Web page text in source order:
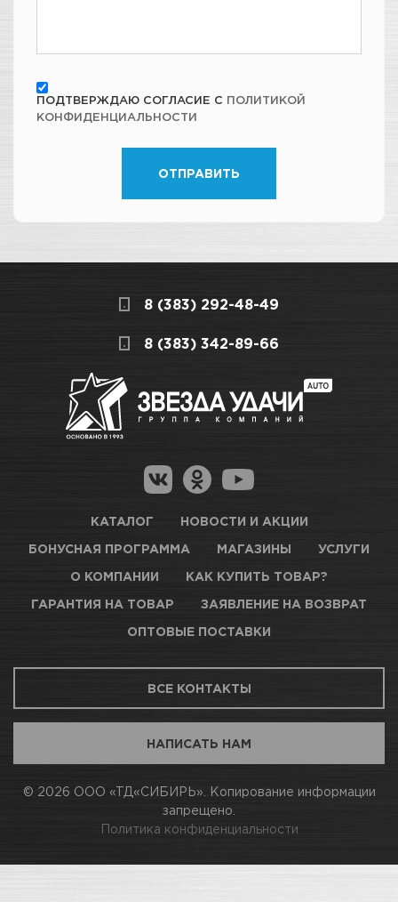
ПОДТВЕРЖДАЮ СОГЛАСИЕ С ПОЛИТИКОЙ
КОНФИДЕНЦИАЛЬНОСТИ
ОТПРАВИТЬ
8 (383) 292-48-49
8 (383) 342-89-66
КАТАЛОГ НОВОСТИ И АКЦИИ
БОНУСНАЯ ПРОГРАММА МАГАЗИНЫ УСЛУГИ
О КОМПАНИИ КАК КУПИТЬ ТОВАР?
ГАРАНТИЯ НА ТОВАР ЗАЯВЛЕНИЕ НА ВОЗВРАТ
ОПТОВЫЕ ПОСТАВКИ
ВСЕ КОНТАКТЫ
НАПИСАТЬ НАМ
© 2026 ООО «ТД«СИБИРЬ». Копирование информации
запрещено.
Политика конфиденциальности